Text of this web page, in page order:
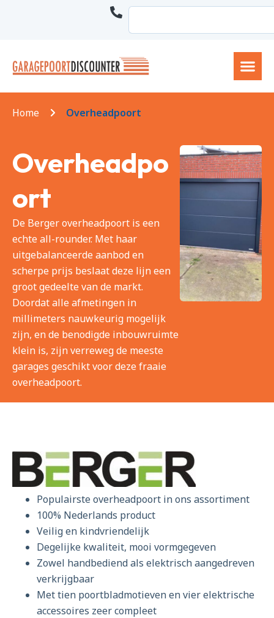
Home Overheadpoort
Overheadpo
ort
De Berger overheadpoort is een
echte all-rounder. Met haar
uitgebalanceerde aanbod en
scherpe prijs beslaat deze lijn een
groot gedeelte van de markt.
Doordat alle afmetingen in
millimeters nauwkeurig mogelijk
zijn, en de benodigde inbouwruimte
klein is, zijn verreweg de meeste
garages geschikt voor deze fraaie
overheadpoort.
Populairste overheadpoort in ons assortiment
100% Nederlands product
Veilig en kindvriendelijk
Degelijke kwaliteit, mooi vormgegeven
Zowel handbediend als elektrisch aangedreven
verkrijgbaar
Met tien poortbladmotieven en vier elektrische
accessoires zeer compleet